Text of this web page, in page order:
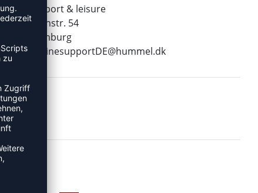
hummel sport & leisure
Leverkusenstr. 54
22761 Hamburg
E-Mail:
onlinesupportDE@hummel.dk